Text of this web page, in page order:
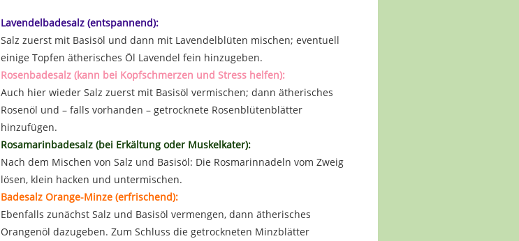
Lavendelbadesalz (entspannend):
Salz zuerst mit Basisöl und dann mit Lavendelblüten mischen; eventuell
einige Topfen ätherisches Öl Lavendel fein hinzugeben.
Rosenbadesalz (kann bei Kopfschmerzen und Stress helfen):
Auch hier wieder Salz zuerst mit Basisöl vermischen; dann ätherisches
Rosenöl und – falls vorhanden – getrocknete Rosenblütenblätter
hinzufügen.
Rosamarinbadesalz (bei Erkältung oder Muskelkater):
Nach dem Mischen von Salz und Basisöl: Die Rosmarinnadeln vom Zweig
lösen, klein hacken und untermischen.
Badesalz Orange-Minze (erfrischend):
Ebenfalls zunächst Salz und Basisöl vermengen, dann ätherisches
Orangenöl dazugeben. Zum Schluss die getrockneten Minzblätter